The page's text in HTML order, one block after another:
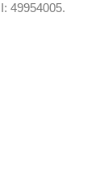
49954005.